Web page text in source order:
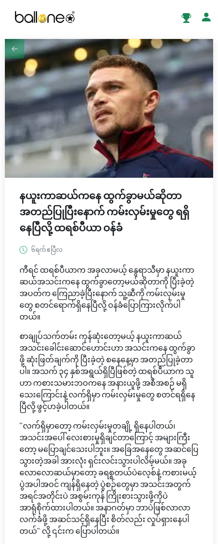
နယူးကာဆယ်ကနေ ထွက်ခွာမယ်ဆိုတာ
အတည်ပြုပြီးနောက် ကမ်းလှမ်းမှုတွေ ရရှိ
နေပြီလို့ ထရစ်ပီယာ ဝန်ခံ
၆ရက် ဧပြီလ
ကီရင် ထရစ်ပီယာက အခုလာမယ့် နွေရာသီမှာ နယူးကာ
ဆယ်အသင်းကနေ ထွက်ခွာတော့မယ်ဆိုတာကို ပြီးခဲ့တဲ့
အပတ်က ကြေညာခဲ့ပြီးနောက် သူ့ဆီကို ကမ်းလှမ်းမှု
တွေ စတင်ရောက်ရှိနေပြီလို့ ဝန်ခံပြောကြားလိုက်ပါ
တယ်။
စာချုပ်သက်တမ်း ကုန်ဆုံးတော့မယ့် နယူးကာဆယ်
အသင်းခေါင်းဆောင်ဟောင်းဟာ အသင်းကနေ ထွက်ခွာ
ဖို့ ဆုံးဖြတ်ချက်ကို ပြီးခဲ့တဲ့ စနေနေ့မှာ အတည်ပြုခဲ့တာ
ပါ။ အသက် ၃၄ နှစ်အရွယ်ရှိပြီဖြစ်တဲ့ ထရစ်ပီယာက သူ
ဟာ ကစားသမားဘဝကနေ အနားယူဖို့ အစီအစဉ် မရှိ
သေးကြောင်းနဲ့ လက်ရှိမှာ ကမ်းလှမ်းမှုတွေ စတင်ရရှိနေ
ပြီလို့ ဖွင့်ဟခဲ့ပါတယ်။
"လက်ရှိမှာတော့ ကမ်းလှမ်းမှုတချို့ ရှိနေပါတယ်၊
အသင်းအပေါ် လေးစားမှုရှိချင်တာကြောင့် အများကြီး
တော့ မပြောချင်သေးပါဘူး။ အခြေအနေတွေ အဆင်ပြေ
သွားတဲ့အခါ အားလုံး ရှင်းလင်းသွားပါလိမ့်မယ်။ အခု
လောလောဆယ်မှာတော့ ခရစ္စတယ်ပဲလေ့စ်နဲ့ ကစားမယ့်
ပွဲအပါအဝင် ကျန်ရှိနေတဲ့ ပွဲစဉ်တွေမှာ အသင်းအတွက်
အရင်အတိုင်းပဲ အစွမ်းကုန် ကြိုးစားသွားဖို့ကိုပဲ
အာရုံစိုက်ထားပါတယ်။ အနာဂတ်မှာ ဘာပဲဖြစ်လာလာ
လက်ခံဖို့ အဆင်သင့်ရှိနေပြီး စိတ်လည်း လှုပ်ရှားနေပါ
တယ်" လို့ ၎င်းက ပြောပါတယ်။